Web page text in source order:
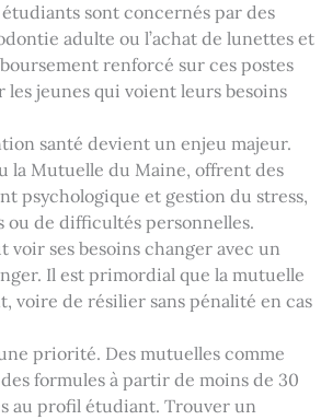
sont concernés par des
adulte ou l’achat de lunettes et
renforcé sur ces postes
jeunes qui voient leurs besoins
santé devient un enjeu majeur.
la Mutuelle du Maine, offrent des
psychologique et gestion du stress,
ou de difficultés personnelles.
voir ses besoins changer avec un
Il est primordial que la mutuelle
voire de résilier sans pénalité en cas
priorité. Des mutuelles comme
formules à partir de moins de 30
au profil étudiant. Trouver un